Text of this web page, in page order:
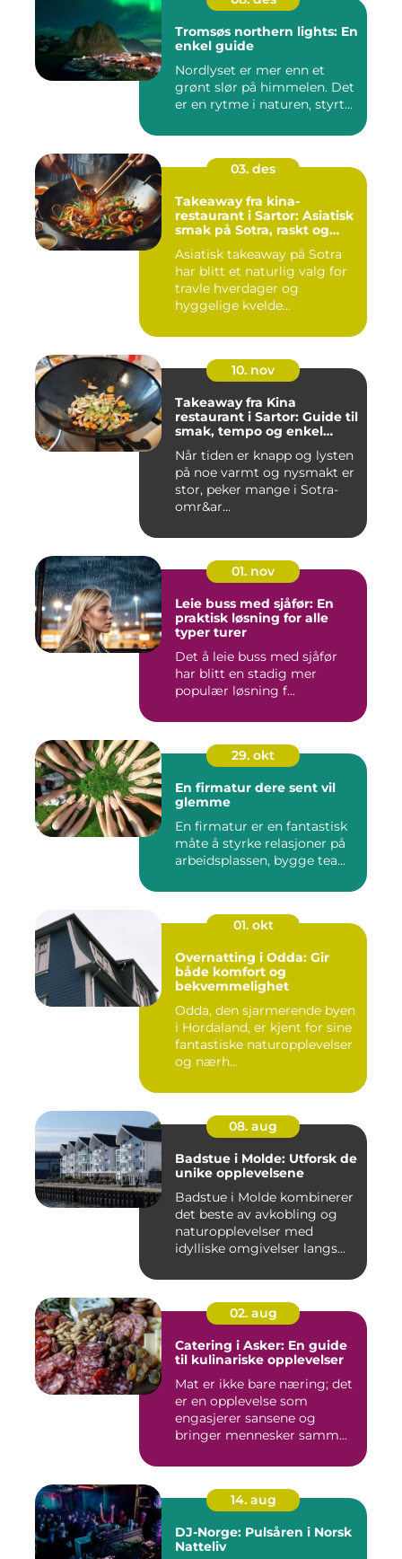
Tromsøs northern lights: En
enkel guide
Nordlyset er mer enn et
grønt slør på himmelen. Det
er en rytme i naturen, styrt...
03. des
Takeaway fra kina-
restaurant i Sartor: Asiatisk
smak på Sotra, raskt og
Asiatisk takeaway på Sotra
har blitt et naturlig valg for
travle hverdager og
hyggelige kvelde...
10. nov
Takeaway fra Kina
restaurant i Sartor: Guide til
smak, tempo og enkel
Når tiden er knapp og lysten
på noe varmt og nysmakt er
stor, peker mange i Sotra-
omr&ar...
01. nov
Leie buss med sjåfør: En
praktisk løsning for alle
typer turer
Det å leie buss med sjåfør
har blitt en stadig mer
populær løsning f...
29. okt
En firmatur dere sent vil
glemme
En firmatur er en fantastisk
måte å styrke relasjoner på
arbeidsplassen, bygge tea...
01. okt
Overnatting i Odda: Gir
både komfort og
bekvemmelighet
Odda, den sjarmerende byen
i Hordaland, er kjent for sine
fantastiske naturopplevelser
og nærh...
08. aug
Badstue i Molde: Utforsk de
unike opplevelsene
Badstue i Molde kombinerer
det beste av avkobling og
naturopplevelser med
idylliske omgivelser langs...
02. aug
Catering i Asker: En guide
til kulinariske opplevelser
Mat er ikke bare næring; det
er en opplevelse som
engasjerer sansene og
bringer mennesker samm...
14. aug
DJ-Norge: Pulsåren i Norsk
Natteliv